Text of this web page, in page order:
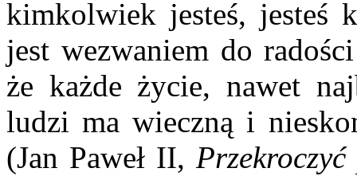
kimkolwiek jesteś, jesteś
jest wezwaniem do
że każde życie, nawet
ludzi ma wieczną i
(Jan Paweł II,